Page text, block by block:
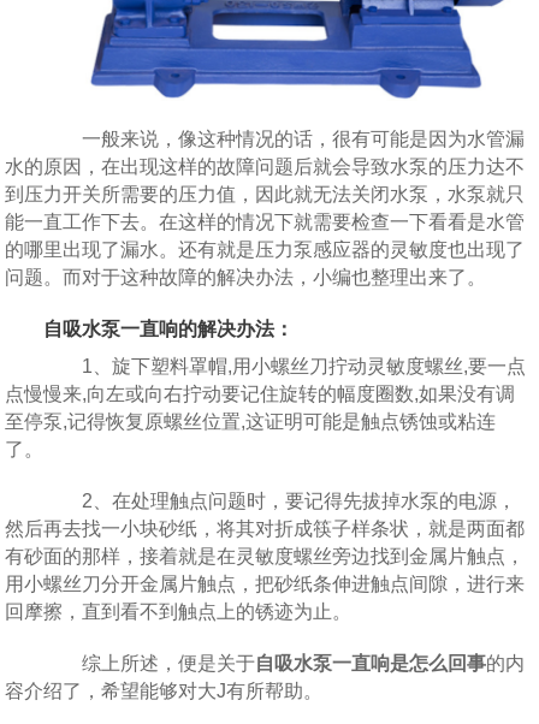
一般来说，像这种情况的话，很有可能是因为水管漏
水的原因，在出现这样的故障问题后就会导致水泵的压力达不
到压力开关所需要的压力值，因此就无法关闭水泵，水泵就只
能一直工作下去。在这样的情况下就需要检查一下看看是水管
的哪里出现了漏水。还有就是压力泵感应器的灵敏度也出现了
问题。而对于这种故障的解决办法，小编也整理出来了。
自吸水泵一直响的解决办法：
1、旋下塑料罩帽,用小螺丝刀拧动灵敏度螺丝,要一点
点慢慢来,向左或向右拧动要记住旋转的幅度圈数,如果没有调
至停泵,记得恢复原螺丝位置,这证明可能是触点锈蚀或粘连
了。
2、在处理触点问题时，要记得先拔掉水泵的电源，
然后再去找一小块砂纸，将其对折成筷子样条状，就是两面都
有砂面的那样，接着就是在灵敏度螺丝旁边找到金属片触点，
用小螺丝刀分开金属片触点，把砂纸条伸进触点间隙，进行来
回摩擦，直到看不到触点上的锈迹为止。
综上所述，便是关于自吸水泵一直响是怎么回事的内
容介绍了，希望能够对大J有所帮助。